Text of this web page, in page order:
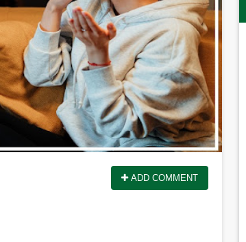
ADD COMMENT